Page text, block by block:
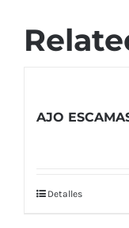
AJO
Detalles